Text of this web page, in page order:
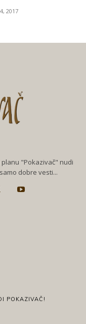
2017
"Pokazivač" nudi
dobre vesti...
POKAZIVAČ!